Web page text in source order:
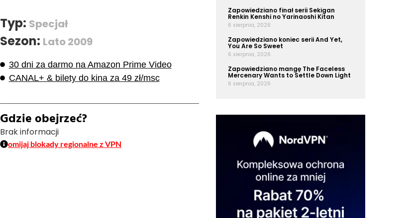
Typ: Specjał
Sezon: Lato 2009
30 dni za darmo na Amazon Prime Video
CANAL+ & bilety do kina za 49 zł/msc
Gdzie obejrzeć?
Brak informacji
omijaj blokady regionalne z VPN
Zapowiedziano finał serii Sekigan
Renkin Kenshi no Yarinaoshi Kitan
6 sierpnia, 2026
Zapowiedziano koniec serii And Yet,
You Are So Sweet
6 sierpnia, 2026
Zapowiedziano mangę The Faceless
Mercenary Wants to Settle Down Light
6 sierpnia, 2026